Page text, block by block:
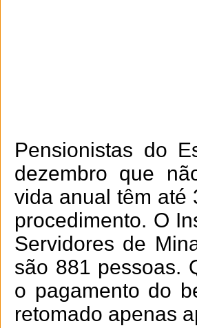
Pensionistas do
dezembro que
vida anual têm até
procedimento. O
Servidores de
são 881 pessoas.
o pagamento do
retomado apenas